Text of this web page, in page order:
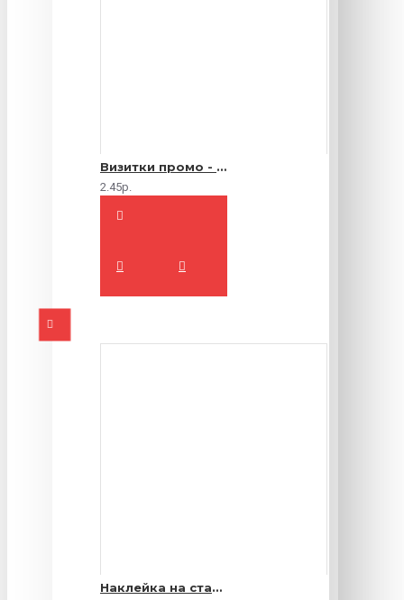
Визитки промо - 1000 шт.
2.45р.
Наклейка на стакан